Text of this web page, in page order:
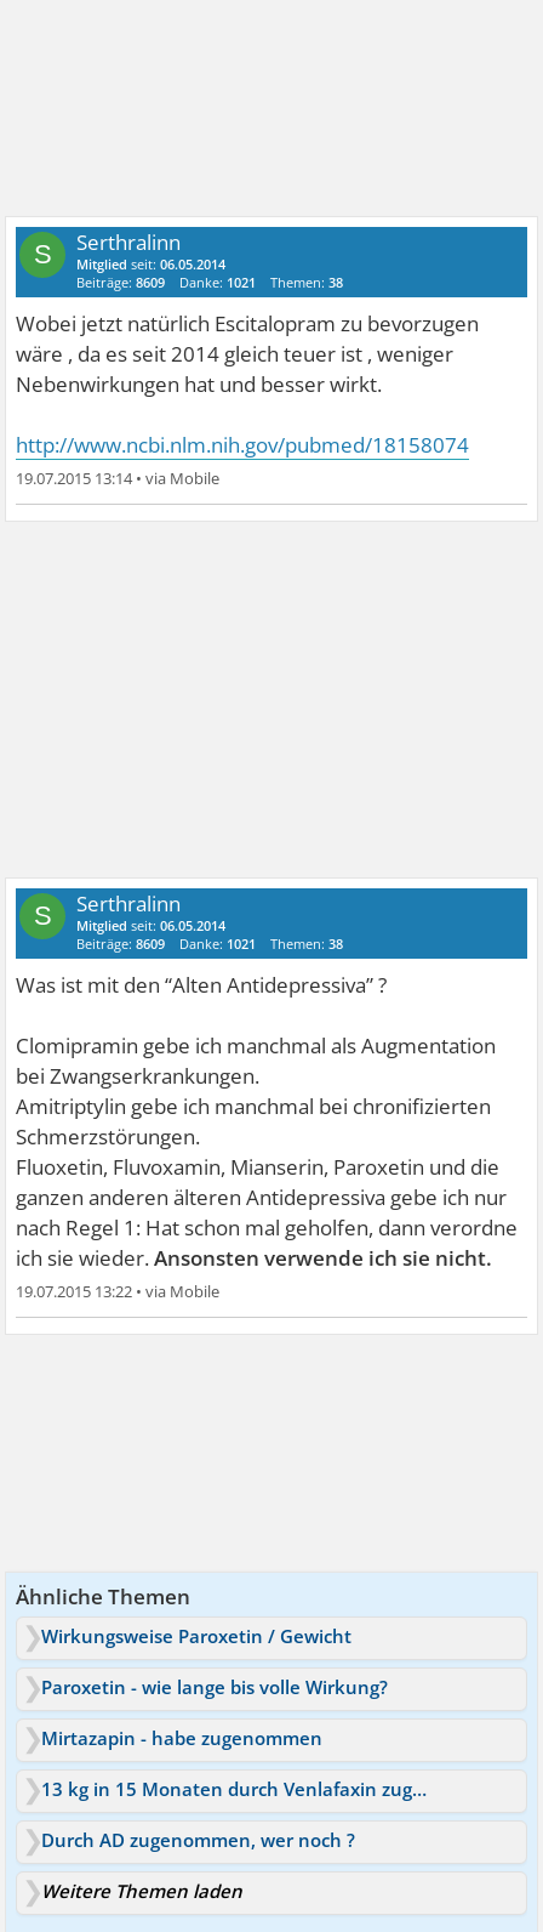
S Serthralinn
Mitglied seit:06.05.2014
Beiträge:8609 Danke: 1021 Themen:38
Wobei jetzt natürlich Escitalopram zu bevorzugen
wäre , da es seit 2014 gleich teuer ist , weniger
Nebenwirkungen hat und besser wirkt.
http://www.ncbi.nlm.nih.gov/pubmed/18158074
19.07.2015 13:14•
S Serthralinn
Mitglied seit:06.05.2014
Beiträge:8609 Danke: 1021 Themen:38
Was ist mit den “Alten Antidepressiva” ?
Clomipramin gebe ich manchmal als Augmentation
bei Zwangserkrankungen.
Amitriptylin gebe ich manchmal bei chronifizierten
Schmerzstörungen.
Fluoxetin, Fluvoxamin, Mianserin, Paroxetin und die
ganzen anderen älteren Antidepressiva gebe ich nur
nach Regel 1: Hat schon mal geholfen, dann verordne
ich sie wieder.Ansonsten verwende ich sie nicht.
19.07.2015 13:22 •
Ähnliche Themen
Wirkungsweise Paroxetin / Gewicht
Paroxetin - wie lange bis volle Wirkung?
Mirtazapin - habe zugenommen
13 kg in 15 Monaten durch Venlafaxin zugenommen
Durch AD zugenommen, wer noch ?
Weitere Themen laden